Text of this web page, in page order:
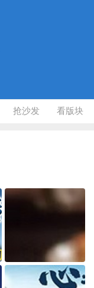
抢沙发 看版块